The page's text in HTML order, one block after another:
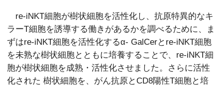
re-iNKT細胞が樹状細胞を活性化し、抗原特異的なキ
ラーT細胞を誘導する働きがあるかを調べるために、ま
ずはre-iNKT細胞を活性化するα- GalCerとre-iNKT細胞
を未熟な樹状細胞とともに培養することで、re-iNKT細
胞が樹状細胞を成熟・活性化させました。さらに活性
化された 樹状細胞を、がん抗原とCD8陽性T細胞と培